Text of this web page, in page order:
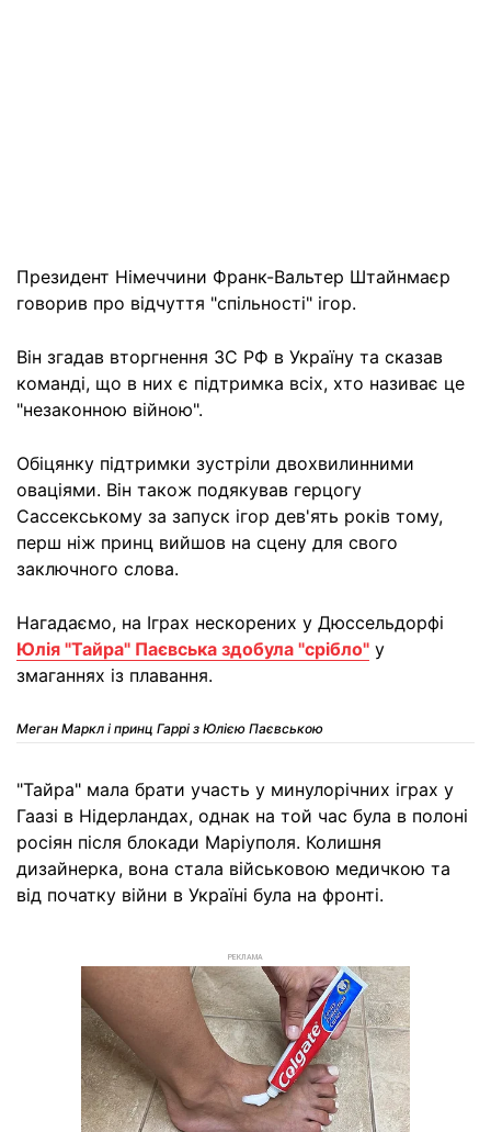
Президент Німеччини Франк-Вальтер Штайнмаєр
говорив про відчуття "спільності" ігор.
Він згадав вторгнення ЗС РФ в Україну та сказав
команді, що в них є підтримка всіх, хто називає це
"незаконною війною".
Обіцянку підтримки зустріли двохвилинними
оваціями. Він також подякував герцогу
Сассекському за запуск ігор дев'ять років тому,
перш ніж принц вийшов на сцену для свого
заключного слова.
Нагадаємо, на Іграх нескорених у Дюссельдорфі
Юлія "Тайра" Паєвська здобула "срібло" у
змаганнях із плавання.
Меган Маркл і принц Гаррі з Юлією Паєвською
"Тайра" мала брати участь у минулорічних іграх у
Гаазі в Нідерландах, однак на той час була в полоні
росіян після блокади Маріуполя. Колишня
дизайнерка, вона стала військовою медичкою та
від початку війни в Україні була на фронті.
РЕКЛАМА